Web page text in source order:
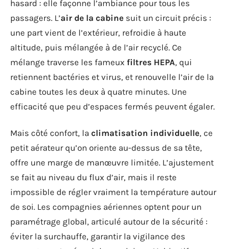
hasard : elle façonne l’ambiance pour tous les
passagers. L’air de la cabine suit un circuit précis :
une part vient de l’extérieur, refroidie à haute
altitude, puis mélangée à de l’air recyclé. Ce
mélange traverse les fameux filtres HEPA, qui
retiennent bactéries et virus, et renouvelle l’air de la
cabine toutes les deux à quatre minutes. Une
efficacité que peu d’espaces fermés peuvent égaler.
Mais côté confort, la climatisation individuelle, ce
petit aérateur qu’on oriente au-dessus de sa tête,
offre une marge de manœuvre limitée. L’ajustement
se fait au niveau du flux d’air, mais il reste
impossible de régler vraiment la température autour
de soi. Les compagnies aériennes optent pour un
paramétrage global, articulé autour de la sécurité :
éviter la surchauffe, garantir la vigilance des